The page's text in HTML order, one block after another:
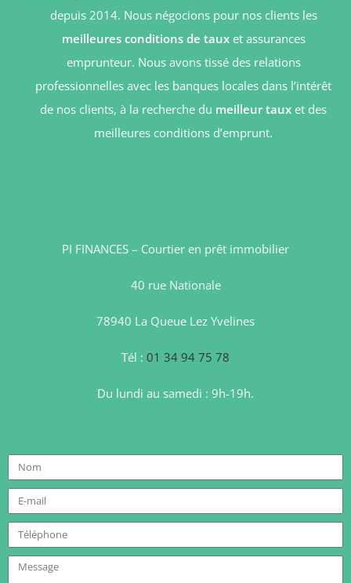
depuis 2014. Nous négocions pour nos clients les
meilleures conditions de taux et assurances
emprunteur. Nous avons tissé des relations
professionnelles avec les banques locales dans l’intérêt
de nos clients, à la recherche du meilleur taux et des
meilleures conditions d’emprunt.
PI FINANCES – Courtier en prêt immobilier
40 rue Nationale
78940 La Queue Lez Yvelines
Tél : 01 34 94 75 78
Du lundi au samedi : 9h-19h.